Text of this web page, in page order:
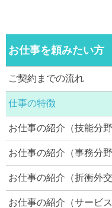
お仕事を頼みたい方
ご契約までの流れ
仕事の特徴
お仕事の紹介（技能分野
お仕事の紹介（事務分野
お仕事の紹介（折衝外
お仕事の紹介（サービス